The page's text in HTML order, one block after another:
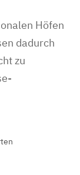
Höfen
dadurch
zu